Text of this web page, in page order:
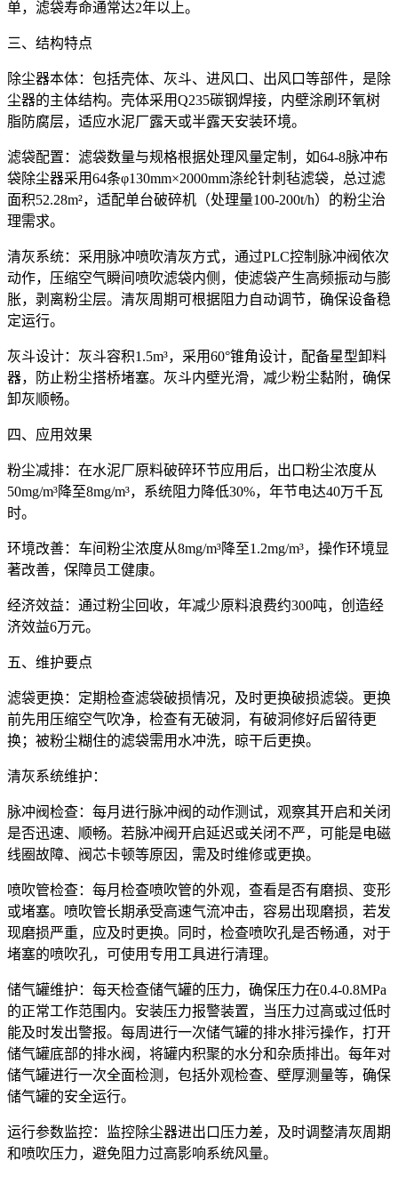
单，滤袋寿命通常达2年以上。
三、结构特点
除尘器本体：包括壳体、灰斗、进风口、出风口等部件，是除
尘器的主体结构。壳体采用Q235碳钢焊接，内壁涂刷环氧树
脂防腐层，适应水泥厂露天或半露天安装环境。
滤袋配置：滤袋数量与规格根据处理风量定制，如64-8脉冲布
袋除尘器采用64条φ130mm×2000mm涤纶针刺毡滤袋，总过滤
面积52.28m²，适配单台破碎机（处理量100-200t/h）的粉尘治
理需求。
清灰系统：采用脉冲喷吹清灰方式，通过PLC控制脉冲阀依次
动作，压缩空气瞬间喷吹滤袋内侧，使滤袋产生高频振动与膨
胀，剥离粉尘层。清灰周期可根据阻力自动调节，确保设备稳
定运行。
灰斗设计：灰斗容积1.5m³，采用60°锥角设计，配备星型卸料
器，防止粉尘搭桥堵塞。灰斗内壁光滑，减少粉尘黏附，确保
卸灰顺畅。
四、应用效果
粉尘减排：在水泥厂原料破碎环节应用后，出口粉尘浓度从
50mg/m³降至8mg/m³，系统阻力降低30%，年节电达40万千瓦
时。
环境改善：车间粉尘浓度从8mg/m³降至1.2mg/m³，操作环境显
著改善，保障员工健康。
经济效益：通过粉尘回收，年减少原料浪费约300吨，创造经
济效益6万元。
五、维护要点
滤袋更换：定期检查滤袋破损情况，及时更换破损滤袋。更换
前先用压缩空气吹净，检查有无破洞，有破洞修好后留待更
换；被粉尘糊住的滤袋需用水冲洗，晾干后更换。
清灰系统维护：
脉冲阀检查：每月进行脉冲阀的动作测试，观察其开启和关闭
是否迅速、顺畅。若脉冲阀开启延迟或关闭不严，可能是电磁
线圈故障、阀芯卡顿等原因，需及时维修或更换。
喷吹管检查：每月检查喷吹管的外观，查看是否有磨损、变形
或堵塞。喷吹管长期承受高速气流冲击，容易出现磨损，若发
现磨损严重，应及时更换。同时，检查喷吹孔是否畅通，对于
堵塞的喷吹孔，可使用专用工具进行清理。
储气罐维护：每天检查储气罐的压力，确保压力在0.4-0.8MPa
的正常工作范围内。安装压力报警装置，当压力过高或过低时
能及时发出警报。每周进行一次储气罐的排水排污操作，打开
储气罐底部的排水阀，将罐内积聚的水分和杂质排出。每年对
储气罐进行一次全面检测，包括外观检查、壁厚测量等，确保
储气罐的安全运行。
运行参数监控：监控除尘器进出口压力差，及时调整清灰周期
和喷吹压力，避免阻力过高影响系统风量。